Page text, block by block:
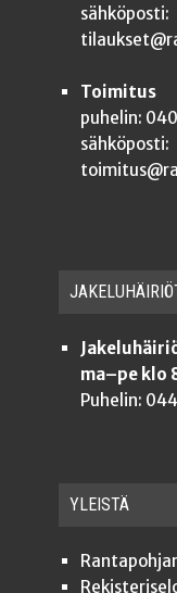
sähköposti:
Toimitus
puhelin:
sähköposti:
ma–pe klo
Puhelin:
YLEISTÄ